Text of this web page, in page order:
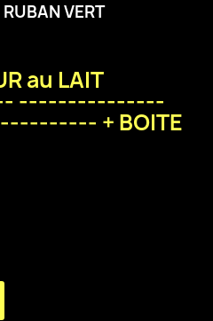
VERT
au LAIT
--- ---------------
+ BOITE